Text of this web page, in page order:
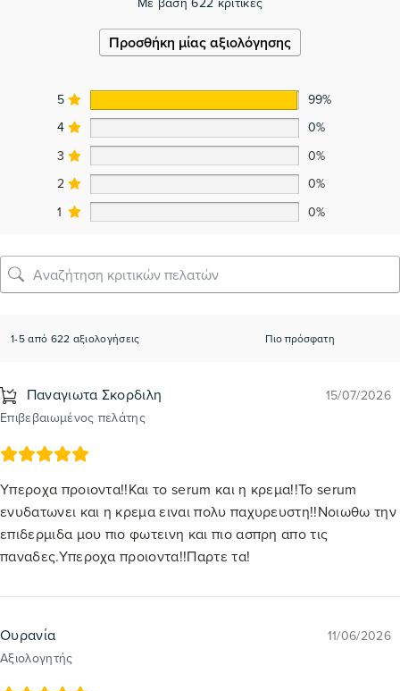
Προσθήκη μίας αξιολόγησης
5
99%
4
0%
3
0%
2
0%
1
0%
1-5 από 622 αξιολογήσεις
Παναγιωτα Σκορδιλη
Επιβεβαιωμένος πελάτης
15/07/2026
Υπεροχα προιοντα!!Και το serum και η κρεμα!!Το serum
ενυδατωνει και η κρεμα ειναι πολυ παχυρευστη!!Νοιωθω την
επιδερμιδα μου πιο φωτεινη και πιο ασπρη απο τις
παναδες.Υπεροχα προιοντα!!Παρτε τα!
Ουρανία
Αξιολογητής
11/06/2026